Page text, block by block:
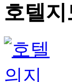
호텔지